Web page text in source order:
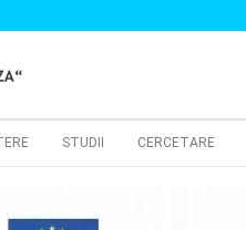
STUDII CERCETARE